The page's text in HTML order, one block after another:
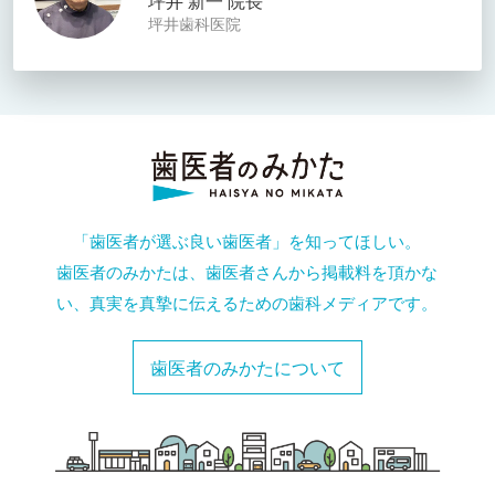
坪井歯科医院
「歯医者が選ぶ良い歯医者」を知ってほしい。
歯医者のみかたは、歯医者さんから掲載料を頂かな
い、真実を真摯に伝えるための歯科メディアです。
歯医者のみかたについて